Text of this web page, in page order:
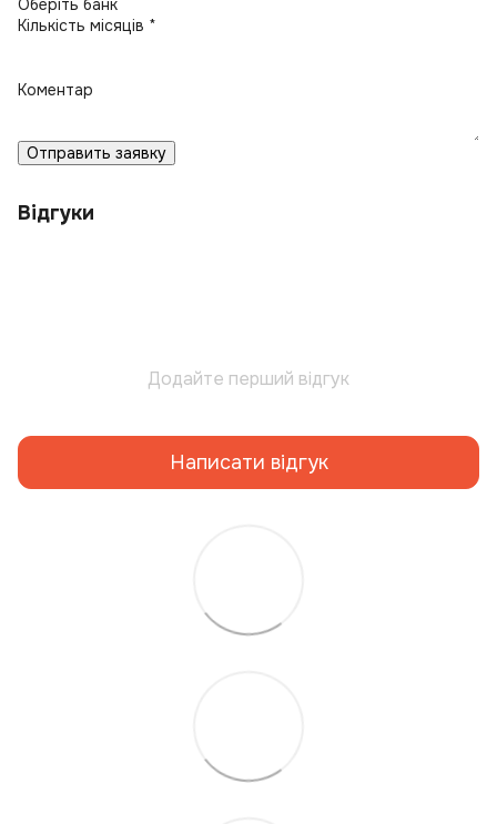
Кількість місяців *
Коментар
Отправить заявку
Відгуки
Додайте перший відгук
Написати відгук